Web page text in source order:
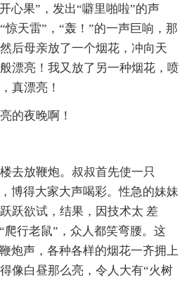
心果”，发出“噼里啪啦”的声
天雷”，“轰！”的一声巨响，那
后母亲放了一个烟花，冲向天
漂亮！我又放了另一种烟花，喷
真漂亮！
的夜晚啊！
去放鞭炮。叔叔首先使一只
博得大家大声喝彩。性急的妹妹
跃欲试，结果，因技术太 差
爬行老鼠”，众人都笑弯腰。这
炮声，各种各样的烟花一齐拥上
像白昼那么亮，令人大有“火树